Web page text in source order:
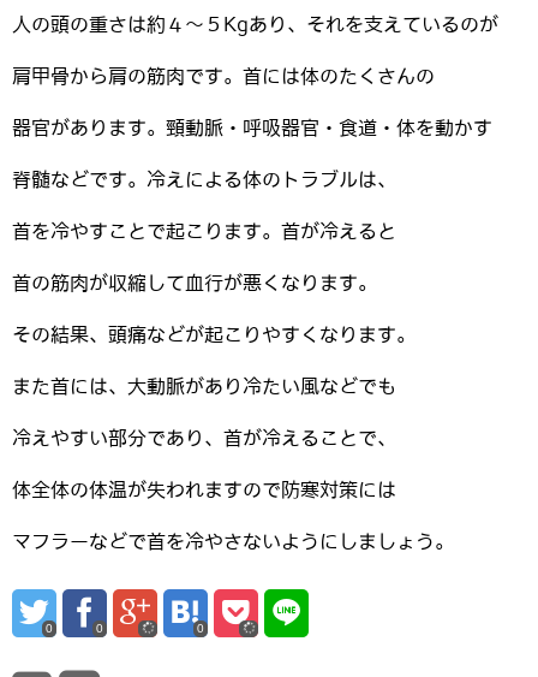
人の頭の重さは約４～５Kgあり、それを支えているのが
肩甲骨から肩の筋肉です。首には体のたくさんの
器官があります。頸動脈・呼吸器官・食道・体を動かす
脊髄などです。冷えによる体のトラブルは、
首を冷やすことで起こります。首が冷えると
首の筋肉が収縮して血行が悪くなります。
その結果、頭痛などが起こりやすくなります。
また首には、大動脈があり冷たい風などでも
冷えやすい部分であり、首が冷えることで、
体全体の体温が失われますので防寒対策には
マフラーなどで首を冷やさないようにしましょう。
0 0 0